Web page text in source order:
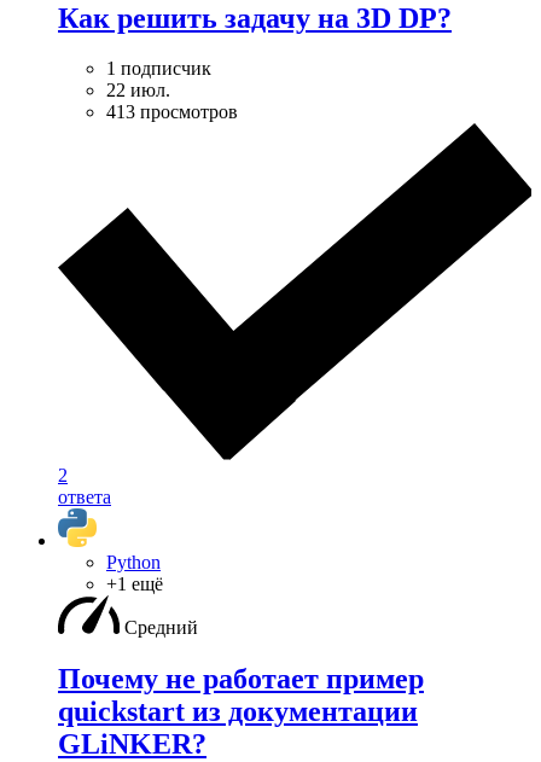
Как решить задачу на 3D DP?
1 подписчик
22 июл.
413 просмотров
2
ответа
Python
+1 ещё
Средний
Почему не работает пример
quickstart из документации
GLiNKER?